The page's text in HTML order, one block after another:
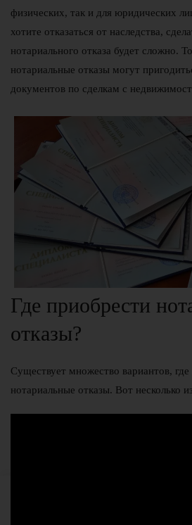
физических, так и для юридических
хотите отказаться от наследства,
нотариального отказа будет сложно.
нотариальные отказы могут
документов по сделкам с
Где приобрести
отказы?
Существует множество вариантов,
нотариальные отказы. Вот несколько